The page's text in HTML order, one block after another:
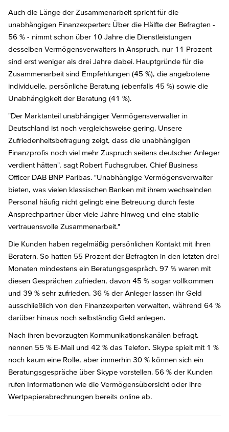
Auch die Länge der Zusammenarbeit spricht für die
unabhängigen Finanzexperten: Über die Hälfte der Befragten -
56 % - nimmt schon über 10 Jahre die Dienstleistungen
desselben Vermögensverwalters in Anspruch, nur 11 Prozent
sind erst weniger als drei Jahre dabei. Hauptgründe für die
Zusammenarbeit sind Empfehlungen (45 %), die angebotene
individuelle, persönliche Beratung (ebenfalls 45 %) sowie die
Unabhängigkeit der Beratung (41 %).
"Der Marktanteil unabhängiger Vermögensverwalter in
Deutschland ist noch vergleichsweise gering. Unsere
Zufriedenheitsbefragung zeigt, dass die unabhängigen
Finanzprofis noch viel mehr Zuspruch seitens deutscher Anleger
verdient hätten", sagt Robert Fuchsgruber, Chief Business
Officer DAB BNP Paribas. "Unabhängige Vermögensverwalter
bieten, was vielen klassischen Banken mit ihrem wechselnden
Personal häufig nicht gelingt: eine Betreuung durch feste
Ansprechpartner über viele Jahre hinweg und eine stabile
vertrauensvolle Zusammenarbeit."
Die Kunden haben regelmäßig persönlichen Kontakt mit ihren
Beratern. So hatten 55 Prozent der Befragten in den letzten drei
Monaten mindestens ein Beratungsgespräch. 97 % waren mit
diesen Gesprächen zufrieden, davon 45 % sogar vollkommen
und 39 % sehr zufrieden. 36 % der Anleger lassen ihr Geld
ausschließlich von den Finanzexperten verwalten, während 64 %
darüber hinaus noch selbständig Geld anlegen.
Nach ihren bevorzugten Kommunikationskanälen befragt,
nennen 55 % E-Mail und 42 % das Telefon. Skype spielt mit 1 %
noch kaum eine Rolle, aber immerhin 30 % können sich ein
Beratungsgespräche über Skype vorstellen. 56 % der Kunden
rufen Informationen wie die Vermögensübersicht oder ihre
Wertpapierabrechnungen bereits online ab.